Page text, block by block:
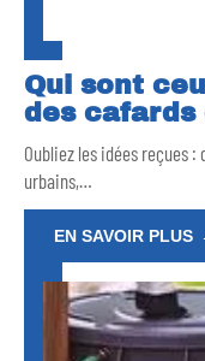
Qui sont
des cafards
Oubliez les idées reçues
urbains,…
EN SAVOIR PLUS